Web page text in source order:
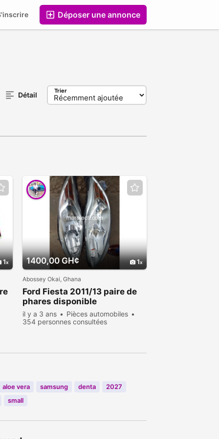
Déposer une annonce
Détail Trier
1 1400,00 GH¢ 1
Abossey Okai, Ghana
Ford Fiesta 2011/13 paire de
phares disponible
il y a 3 ans
Pièces automobiles
354 personnes consultées
aloe vera samsung denta
2027
small